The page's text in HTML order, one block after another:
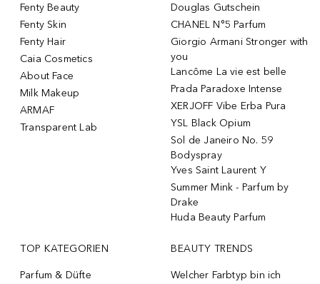
Fenty Beauty
Fenty Skin
Fenty Hair
Caia Cosmetics
About Face
Milk Makeup
ARMAF
Transparent Lab
Douglas Gutschein
CHANEL N°5 Parfum
Giorgio Armani Stronger with
you
Lancôme La vie est belle
Prada Paradoxe Intense
XERJOFF Vibe Erba Pura
YSL Black Opium
Sol de Janeiro No. 59
Bodyspray
Yves Saint Laurent Y
Summer Mink - Parfum by
Drake
Huda Beauty Parfum
TOP KATEGORIEN
Parfum & Düfte
BEAUTY TRENDS
Welcher Farbtyp bin ich